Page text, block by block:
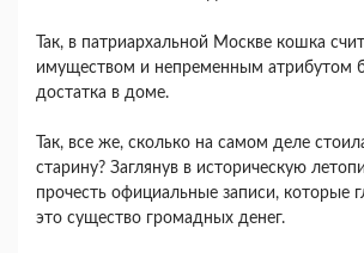
Так, в патриархальной Москве кошка
имуществом и непременным атрибутом
достатка в доме.
Так, все же, сколько на самом деле
старину? Заглянув в историческую
прочесть официальные записи, которые
это существо громадных денег.